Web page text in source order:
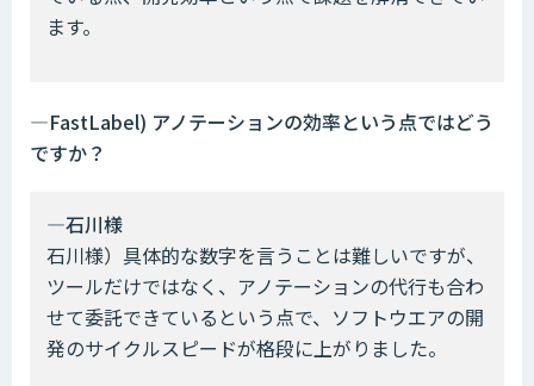
ます。
―FastLabel) アノテーションの効率という点ではどう
ですか？
―石川様
石川様）具体的な数字を言うことは難しいですが、
ツールだけではなく、アノテーションの代行も合わ
せて委託できているという点で、ソフトウエアの開
発のサイクルスピードが格段に上がりました。